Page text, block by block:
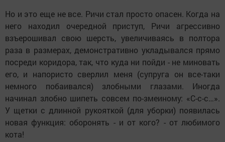
Но и это еще не все. Ричи стал просто опасен. Когда на
него находил очередной приступ, Ричи агрессивно
взъерошивал свою шерсть, увеличиваясь в полтора
раза в размерах, демонстративно укладывался прямо
посреди коридора, так, что куда ни пойди - не миновать
его, и напористо сверлил меня (супруга он все-таки
немного побаивался) злобными глазами. Иногда
начинал злобно шипеть совсем по-змеиному: «С-с-с…».
У щетки с длинной рукояткой (для уборки) появилась
новая функция: оборонять - и от кого? - от любимого
кота!